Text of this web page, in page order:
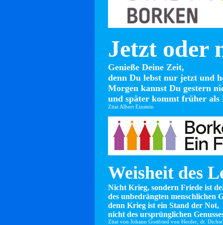
Jetzt oder
Genieße Deine Zeit,
denn Du lebst nur jetzt und
Morgen kannst Du gestern
und später kommt früher als
Zitat Albert Einstein
Weisheit des
Nicht Krieg, sondern Friede ist
des unbedrängten menschlichen
denn Krieg ist ein Stand der Not,
nicht des ursprünglichen
Zitat von Johann Gottfried von Herder, dt.